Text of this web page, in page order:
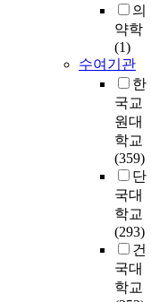
의
약학
(1)
수여기관
한
국교
원대
학교
(359)
단
국대
학교
(293)
건
국대
학교